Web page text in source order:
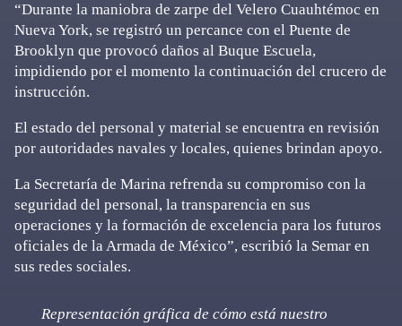
“Durante la maniobra de zarpe del Velero Cuauhtémoc en
Nueva York, se registró un percance con el Puente de
Brooklyn que provocó daños al Buque Escuela,
impidiendo por el momento la continuación del crucero de
instrucción.
El estado del personal y material se encuentra en revisión
por autoridades navales y locales, quienes brindan apoyo.
La Secretaría de Marina refrenda su compromiso con la
seguridad del personal, la transparencia en sus
operaciones y la formación de excelencia para los futuros
oficiales de la Armada de México”, escribió la Semar en
sus redes sociales.
Representación gráfica de cómo está nuestro